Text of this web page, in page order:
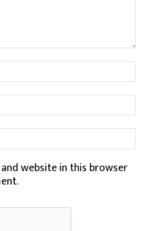
website in this browser